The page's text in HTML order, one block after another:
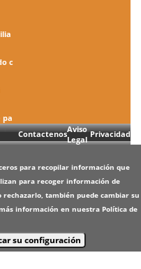
c
pa
ContactenosAviso
Legal
Privacidad
para recopilar información que
para recoger información de
también puede cambiar su
información en nuestra Política de